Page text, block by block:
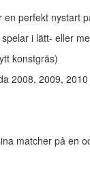
perfekt nystart
i lätt- eller
konstgräs)
2008, 2009,
matcher på en